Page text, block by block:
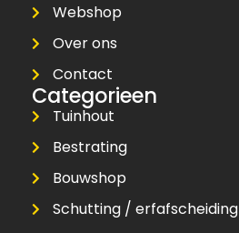
Webshop
Over ons
Contact
Categorieen
Tuinhout
Bestrating
Bouwshop
Schutting / erfafscheiding